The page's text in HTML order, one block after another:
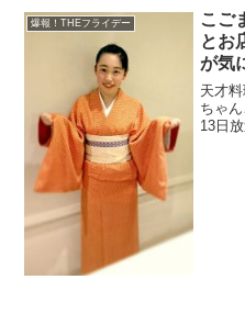
爆報！THEフライデー
こご
とお
が気
天才
ちゃ
13日